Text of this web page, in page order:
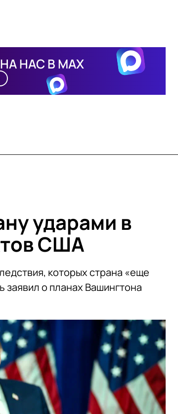
НАС В MAX
ударами в
США
которых страна «еще
заявил о планах Вашингтона